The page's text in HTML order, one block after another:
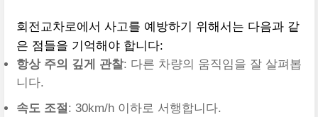
회전교차로에서 사고를 예방하기 위해서는 다음과 같
은 점들을 기억해야 합니다:
항상 주의 깊게 관찰: 다른 차량의 움직임을 잘 살펴봅
니다.
속도 조절: 30km/h 이하로 서행합니다.